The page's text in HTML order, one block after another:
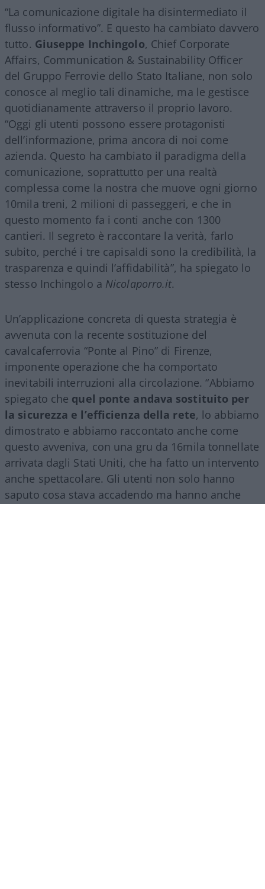
“La comunicazione digitale ha disintermediato il
flusso informativo”. E questo ha cambiato davvero
tutto. Giuseppe Inchingolo, Chief Corporate
Affairs, Communication & Sustainability Officer
del Gruppo Ferrovie dello Stato Italiane, non solo
conosce al meglio tali dinamiche, ma le gestisce
quotidianamente attraverso il proprio lavoro.
“Oggi gli utenti possono essere protagonisti
dell’informazione, prima ancora di noi come
azienda. Questo ha cambiato il paradigma della
comunicazione, soprattutto per una realtà
complessa come la nostra che muove ogni giorno
10mila treni, 2 milioni di passeggeri, e che in
questo momento fa i conti anche con 1300
cantieri. Il segreto è raccontare la verità, farlo
subito, perché i tre capisaldi sono la credibilità, la
trasparenza e quindi l’affidabilità”, ha spiegato lo
stesso Inchingolo a Nicolaporro.it.
Un’applicazione concreta di questa strategia è
avvenuta con la recente sostituzione del
cavalcaferrovia “Ponte al Pino” di Firenze,
imponente operazione che ha comportato
inevitabili interruzioni alla circolazione. “Abbiamo
spiegato che quel ponte andava sostituito per
la sicurezza e l’efficienza della rete, lo abbiamo
dimostrato e abbiamo raccontato anche come
questo avveniva, con una gru da 16mila tonnellate
arrivata dagli Stati Uniti, che ha fatto un intervento
anche spettacolare. Gli utenti non solo hanno
saputo cosa stava accadendo ma hanno anche